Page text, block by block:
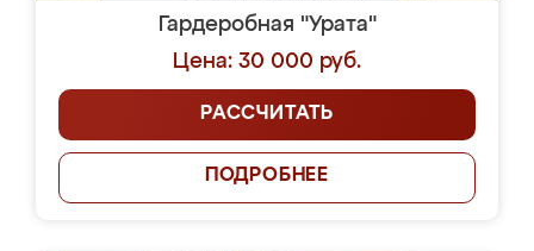
Гардеробная "Урата"
Цена: 30 000 руб.
РАССЧИТАТЬ
ПОДРОБНЕЕ